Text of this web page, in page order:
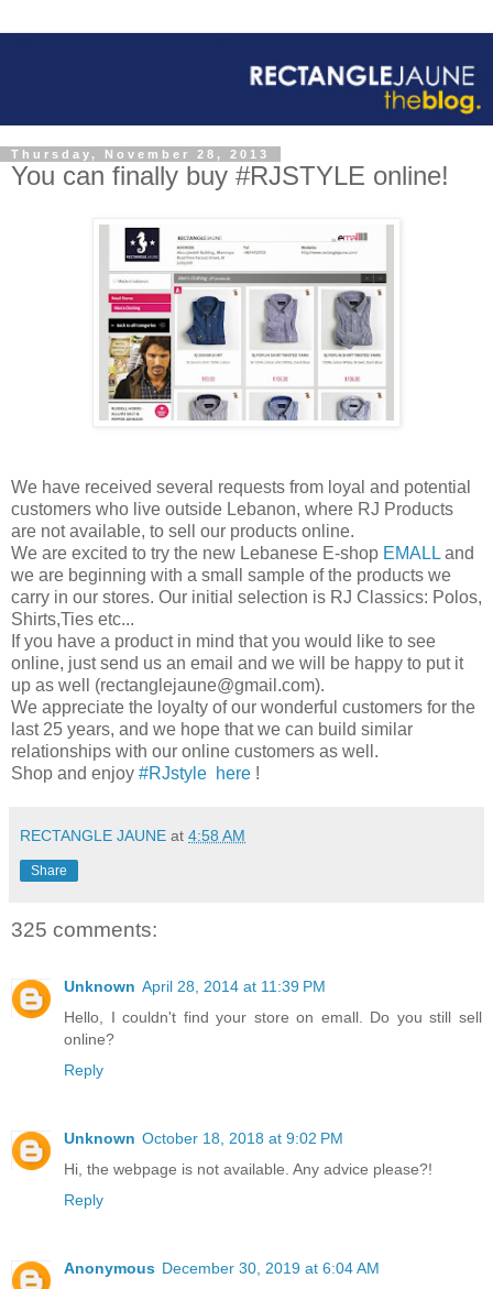
Thursday, November 28, 2013
You can finally buy #RJSTYLE online!
We have received several requests from loyal and potential
customers who live outside Lebanon, where RJ Products
are not available, to sell our products online.
We are excited to try the new Lebanese E-shop EMALL and
we are beginning with a small sample of the products we
carry in our stores. Our initial selection is RJ Classics: Polos,
Shirts,Ties etc...
If you have a product in mind that you would like to see
online, just send us an email and we will be happy to put it
up as well (rectanglejaune@gmail.com).
We appreciate the loyalty of our wonderful customers for the
last 25 years, and we hope that we can build similar
relationships with our online customers as well.
Shop and enjoy #RJstyle here !
RECTANGLE JAUNE at 4:58 AM
Share
325 comments:
Unknown April 28, 2014 at 11:39 PM
Hello, I couldn't find your store on emall. Do you still sell
online?
Reply
Unknown October 18, 2018 at 9:02 PM
Hi, the webpage is not available. Any advice please?!
Reply
Anonymous December 30, 2019 at 6:04 AM